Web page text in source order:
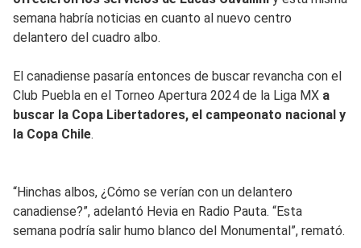
semana habría noticias en cuanto al nuevo centro
delantero del cuadro albo.
El canadiense pasaría entonces de buscar revancha con el
Club Puebla en el Torneo Apertura 2024 de la Liga MX a
buscar la Copa Libertadores, el campeonato nacional y
la Copa Chile.
“Hinchas albos, ¿Cómo se verían con un delantero
canadiense?”, adelantó Hevia en Radio Pauta. “Esta
semana podría salir humo blanco del Monumental”, remató.